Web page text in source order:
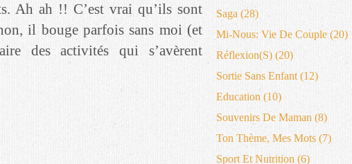
Ah ah !! C’est vrai qu’ils sont
il bouge parfois sans moi (et
des activités qui s’avèrent
Saga (28)
Mi-Nous: Vie De Couple (20)
Réflexion(s) (20)
Sortie Sans Enfant (12)
Education (10)
Souvenirs De Maman (8)
Ton Thème, Mes Mots (7)
Sport Et Nutrition (6)